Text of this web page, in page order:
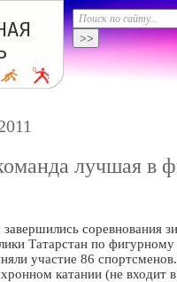
лучшая в
соревнования
Татарстан по
участие 86
катании (не входит